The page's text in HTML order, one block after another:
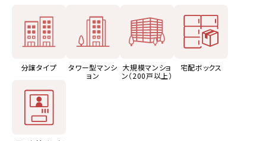
分譲タイプ
タワー型マンシ
ョン
大規模マンショ
ン（200戸以上）
宅配ボックス